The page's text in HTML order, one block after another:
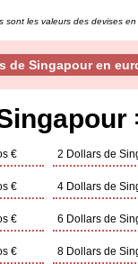
sont les valeurs des devises en
de Singapour en
€ 2 Dollars de
€ 4 Dollars de
€ 6 Dollars de
€ 8 Dollars de